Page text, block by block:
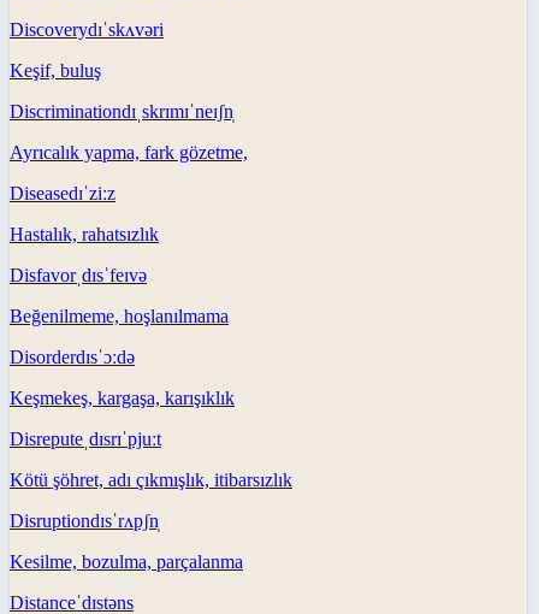
Discoverydɪˈskʌvəri
Keşif, buluş
Discriminationdɪˌskrɪmɪˈneɪʃn̩
Ayrıcalık yapma, fark gözetme,
Diseasedɪˈziːz
Hastalık, rahatsızlık
Disfavorˌdɪsˈfeɪvə
Beğenilmeme, hoşlanılmama
Disorderdɪsˈɔːdə
Keşmekeş, kargaşa, karışıklık
Disrepute ˌdɪsrɪˈpjuːt
Kötü şöhret, adı çıkmışlık, itibarsızlık
Disruptiondɪsˈrʌpʃn̩
Kesilme, bozulma, parçalanma
Distanceˈdɪstəns